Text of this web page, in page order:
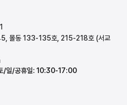
몰동 133-135호, 215-218호 (서교
/일/공휴일: 10:30-17:00